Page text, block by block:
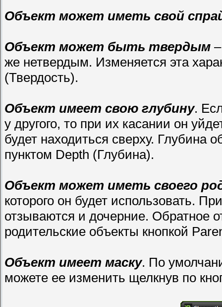
Объект может иметь свой
Объект может быть твердым
же нетвердым. Изменяется эта
(Твердость).
Объект имеет свою глубину.
у другого, то при их касании он
будет находиться сверху. Глубина
пунктом Depth (Глубина).
Объект может иметь своего
которого он будет использовать.
отзываются и дочерние. Обратное
родительские объекты кнопкой
Объект имеет маску. По
можете ее изменить щелкнув по